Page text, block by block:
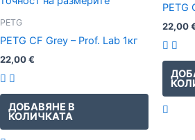
PETG
PETG CF Grey – Prof. Lab 1кг
22,00€
ДОБАВЯНЕ В
КОЛИЧКАТА
PETG
22,00